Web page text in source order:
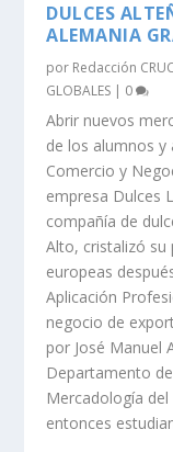
DULCES
ALEMANIA
por Redacción
GLOBALES | 0
Abrir nuevos
de los alumnos y
Comercio y
empresa Dulces
compañía de
Alto, cristalizó su
europeas
Aplicación
negocio de
por José Manuel
Departamento
Mercadología
entonces